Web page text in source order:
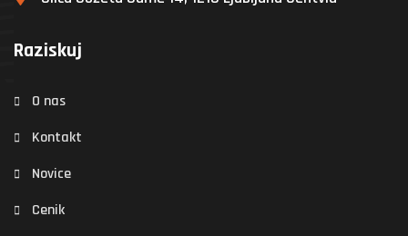
Raziskuj
O nas
Kontakt
Novice
Cenik